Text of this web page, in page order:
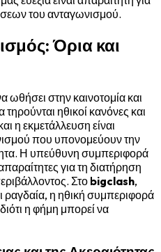
του ανταγωνισμού.
Όρια και
στην καινοτομία και
ηθικοί κανόνες και
η εκμετάλλευση είναι
που υπονομεύουν την
Η υπεύθυνη συμπεριφορά
για τη διατήρηση
Στο bigclash,
ραγδαία, η ηθική συμπεριφορά
η φήμη μπορεί να